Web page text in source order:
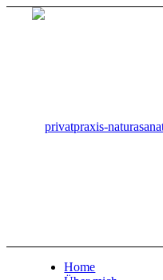
Home